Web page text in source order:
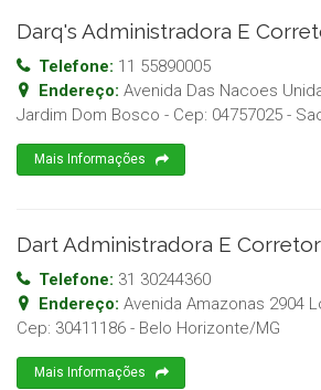
Darq's Administradora E
Telefone: 11 55890005
Endereço: Avenida Das Nacoes
Jardim Dom Bosco - Cep: 04757025 -
Mais Informações
Dart Administradora E
Telefone: 31 30244360
Endereço: Avenida Amazonas 2904
Cep: 30411186 - Belo Horizonte/MG
Mais Informações